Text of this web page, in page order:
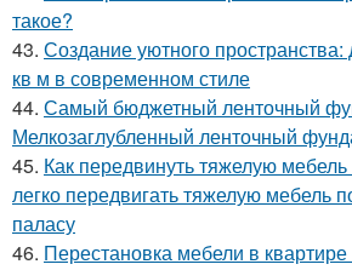
такое?
43. Создание уютного
кв м в современном стиле
44. Самый бюджетный ленточный
Мелкозаглубленный ленточный
45. Как передвинуть тяжелую
легко передвигать тяжелую мебель
паласу
46. Перестановка мебели в